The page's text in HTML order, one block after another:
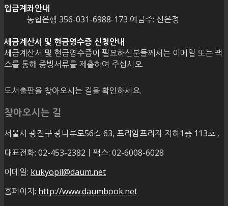
입금계좌안내
농협은행 356-031-6988-173 예금주: 신은정
세금계산서 및 현금영수증 신청안내
세금계산서 및 현금영수증이 필요하신분들께서는 이메일 또는 팩
스를 통해 증빙서류를 제출하여 주십시오.
도서출판을 찾아오시는 길을 확인하세요.
찾아오시는 길
서울시 광진구 광나루로56길 63, 프라임프라자 지하1층 113호 ,
대표전화: 02-453-2382ㅣ팩스: 02-6008-6028
이메일: kukyopil@daum.net
홈페이지: http://www.daumbook.net